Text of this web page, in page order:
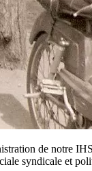
de notre
syndicale et